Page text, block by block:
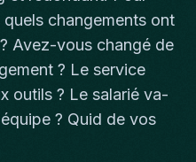
changements ont
Avez-vous changé de
? Le service
outils ? Le salarié va-
? Quid de vos